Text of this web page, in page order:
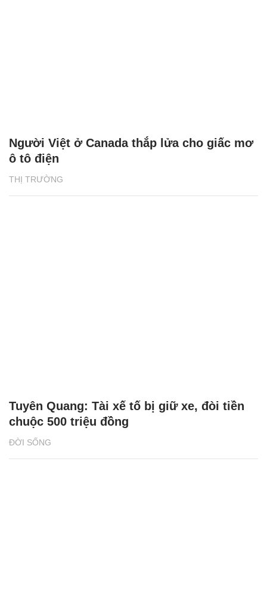
THỊ TRƯỜNG
Người Việt ở Canada thắp lửa cho giấc mơ
ô tô điện
ĐỜI SỐNG
Tuyên Quang: Tài xế tố bị giữ xe, đòi tiền
chuộc 500 triệu đồng